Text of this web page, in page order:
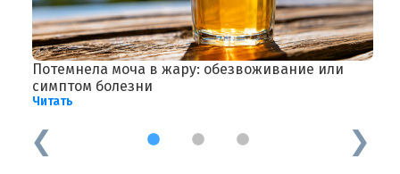
Потемнела моча в жару: обезвоживание или
симптом болезни
Читать
1 2 3